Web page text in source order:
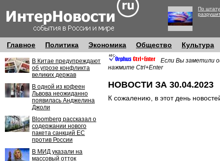
По
Главное Политика Экономика Общество Культура
В Китае предупреждают
об угрозе конфликта
великих держав
В одной из кофеен
Львова неожиданно
появилась Анджелина
Джоли
Bloomberg рассказал о
содержании нового
пакета санкций ЕС
против России
В МИД указали на
массовый отток
Если Вы заметили
нажмите Ctrl+Enter
НОВОСТИ ЗА 30.04.2023
К сожалению, в этот день